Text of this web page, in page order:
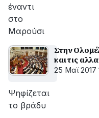
έναντι
στο
Μαρούσι
Στην
και τις
25 Μαϊ 2017
Ψηφίζεται
το βράδυ